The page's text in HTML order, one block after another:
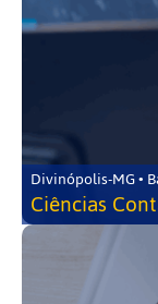
Divinópolis-MG •
Ciências